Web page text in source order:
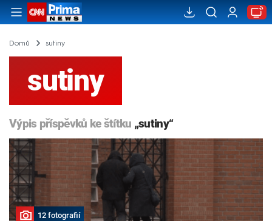
Domů sutiny
sutiny
Výpis příspěvků ke štítku „sutiny“
12 fotografií